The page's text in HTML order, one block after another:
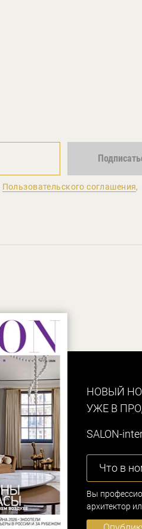
Пользовательского соглашения,
НОВЫЙ
УЖЕ В
SALON-
Что в
Вы
архитектор